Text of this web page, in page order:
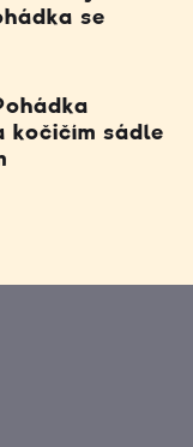
se
kočičím sádle